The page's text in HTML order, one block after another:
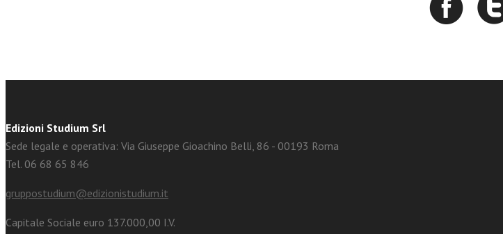
Edizioni Studium Srl
Sede legale e operativa: Via Giuseppe Gioachino Belli, 86 - 00193 Roma
Tel. 06 68 65 846
gruppostudium@edizionistudium.it
Capitale Sociale euro 137.000,00 I.V.